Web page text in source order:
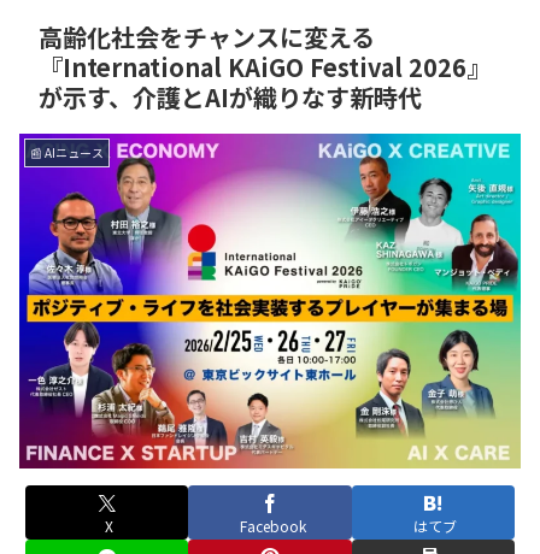
高齢化社会をチャンスに変える
『International KAiGO Festival 2026』
が示す、介護とAIが織りなす新時代
📰 AIニュース
X Facebook はてブ